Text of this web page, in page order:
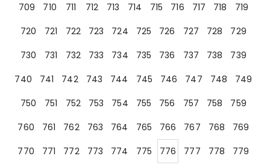
709
710 711 712 713 714 715 716 717 718
719
720
721 722 723 724 725 726 727 728
729
730
731 732 733 734 735 736 737 738
739
740
741 742 743 744 745 746 747 748
749
750
751 752 753 754 755 756 757 758
759
760
761 762 763 764 765 766 767 768
769
770
771 772 773 774 775 776 777 778
779